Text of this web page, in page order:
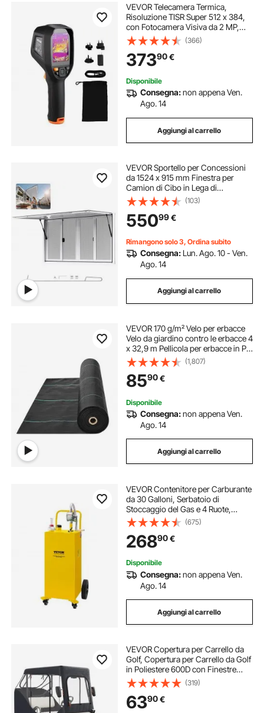
VEVOR Telecamera Termica,
Risoluzione TISR Super 512 x 384,
con Fotocamera Visiva da 2 MP,
Risoluzione IR 256 x 192, Frequenza
di Aggiornamento 25 Hz, da -20℃
a 550℃, 4 Modalità Immagine
(366)
37390€
Disponibile
Consegna:non appena Ven.
Ago. 14
Aggiungi al carrello
VEVOR Sportello per Concessioni
da 1524 x 915 mm Finestra per
Camion di Cibo in Lega di
Alluminio, Apertura Fino a 85 Gradi
con 4 Finestre Scorrevoli, Porta a
Tenda e Gancio di Traino
(103)
55099€
Rimangono solo 3, Ordina subito
Consegna: Lun. Ago. 10 - Ven.
Ago. 14
Aggiungi al carrello
VEVOR 170 g/m² Velo per erbacce
Velo da giardino contro le erbacce 4
x 32,9 m Pellicola per erbacce in PP
Permeabile all'acqua Resistente agli
strappi Resistenza alla trazione
850/950N
(1,807)
8590€
Disponibile
Consegna:non appena Ven.
Ago. 14
Aggiungi al carrello
VEVOR Contenitore per Carburante
da 30 Galloni, Serbatoio di
Stoccaggio del Gas e 4 Ruote,
Contenitore per Benzina Diesel per
Auto, Tosaerba, ATV, Barche, Altro,
Giallo
(675)
26890€
Disponibile
Consegna:non appena Ven.
Ago. 14
Aggiungi al carrello
VEVOR Copertura per Carrello da
Golf, Copertura per Carrello da Golf
in Poliestere 600D con Finestre
Trasparenti su 4 Lati, Coperture per
Auto 4 Passeggeri, Copertura per
Carrello Esterno Antipolvere
(319)
6390€